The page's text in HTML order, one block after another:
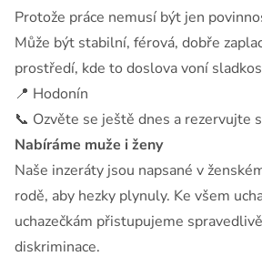
Protože práce nemusí být jen
Může být stabilní, férová, dobře
prostředí, kde to doslova voní
📍 Hodonín
📞 Ozvěte se ještě dnes a rezervujte
Nabíráme muže i ženy
Naše inzeráty jsou napsané v
rodě, aby hezky plynuly. Ke všem
uchazečkám přistupujeme
diskriminace.